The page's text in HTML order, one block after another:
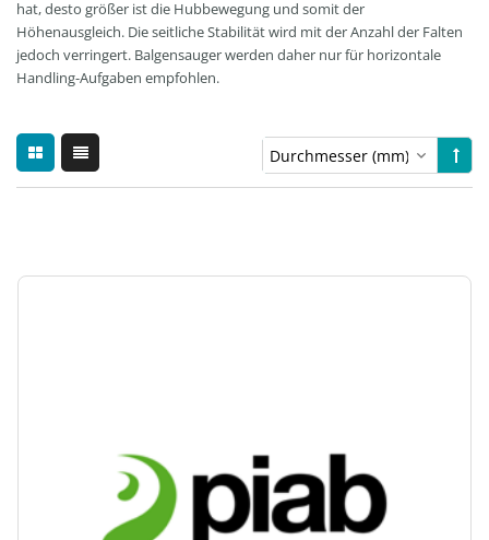
hat, desto größer ist die Hubbewegung und somit der
Höhenausgleich. Die seitliche Stabilität wird mit der Anzahl der Falten
jedoch verringert. Balgensauger werden daher nur für horizontale
Handling-Aufgaben empfohlen.